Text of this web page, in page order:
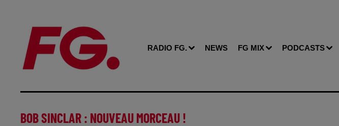
RADIO FG. NEWS FG MIX PODCASTS
BOB SINCLAR : NOUVEAU MORCEAU !